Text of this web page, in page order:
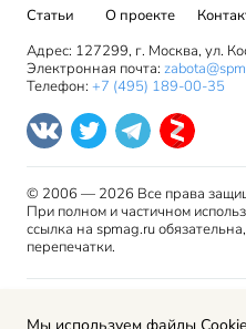
Статьи
О проекте
Адрес: 127299, г. Москва, ул.
Электронная почта:
Телефон: +7 (495) 189-00-35
© 2006 — 2026 Все права
При полном и частичном
ссылка на spmag.ru
перепечатки.